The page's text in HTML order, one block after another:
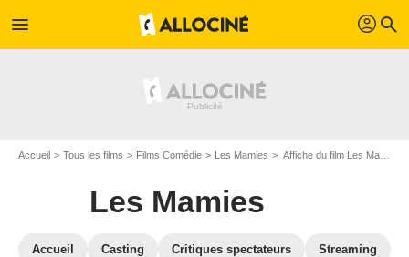
menu profil search
Accueil Tous les films Films Comédie Les Mamies Affiche du film Les Mamies - Photo 1
Les Mamies
Accueil Casting Critiques spectateurs Streaming